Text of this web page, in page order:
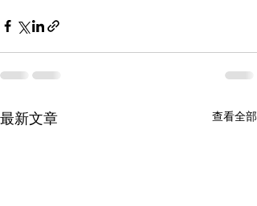
最新文章 查看全部